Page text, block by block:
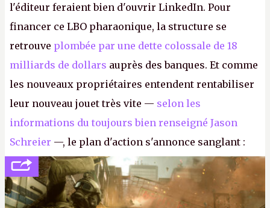
l'éditeur feraient bien d'ouvrir LinkedIn. Pour
financer ce LBO pharaonique, la structure se
retrouve plombée par une dette colossale de 18
milliards de dollars auprès des banques. Et comme
les nouveaux propriétaires entendent rentabiliser
leur nouveau jouet très vite — selon les
informations du toujours bien renseigné Jason
Schreier —, le plan d'action s'annonce sanglant :
réductions de coûts drastiques, fermetures de
studios et licenciements massifs. En gros, essorer
FCetBattlefield, puis virer le reste. P.